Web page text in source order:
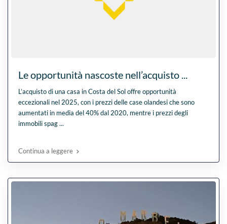
Le opportunità nascoste nell’acquisto ...
L’acquisto di una casa in Costa del Sol offre opportunità
eccezionali nel 2025, con i prezzi delle case olandesi che sono
aumentati in media del 40% dal 2020, mentre i prezzi degli
immobili spag...
Continua a leggere